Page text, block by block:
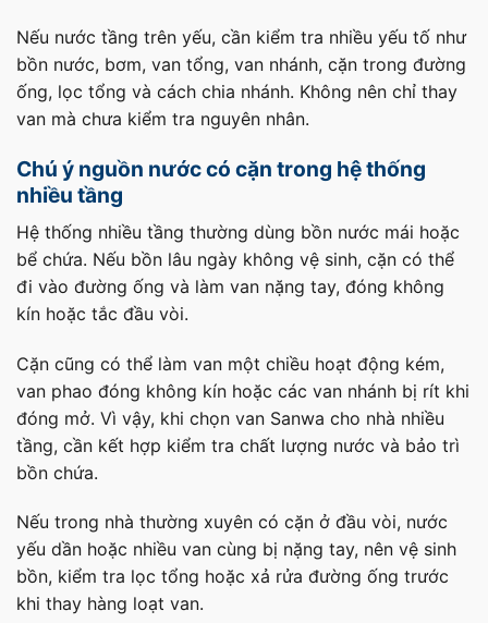
Nếu nước tầng trên yếu, cần kiểm tra nhiều yếu tố như
bồn nước, bơm, van tổng, van nhánh, cặn trong đường
ống, lọc tổng và cách chia nhánh. Không nên chỉ thay
van mà chưa kiểm tra nguyên nhân.
Chú ý nguồn nước có cặn trong hệ thống
nhiều tầng
Hệ thống nhiều tầng thường dùng bồn nước mái hoặc
bể chứa. Nếu bồn lâu ngày không vệ sinh, cặn có thể
đi vào đường ống và làm van nặng tay, đóng không
kín hoặc tắc đầu vòi.
Cặn cũng có thể làm van một chiều hoạt động kém,
van phao đóng không kín hoặc các van nhánh bị rít khi
đóng mở. Vì vậy, khi chọn van Sanwa cho nhà nhiều
tầng, cần kết hợp kiểm tra chất lượng nước và bảo trì
bồn chứa.
Nếu trong nhà thường xuyên có cặn ở đầu vòi, nước
yếu dần hoặc nhiều van cùng bị nặng tay, nên vệ sinh
bồn, kiểm tra lọc tổng hoặc xả rửa đường ống trước
khi thay hàng loạt van.